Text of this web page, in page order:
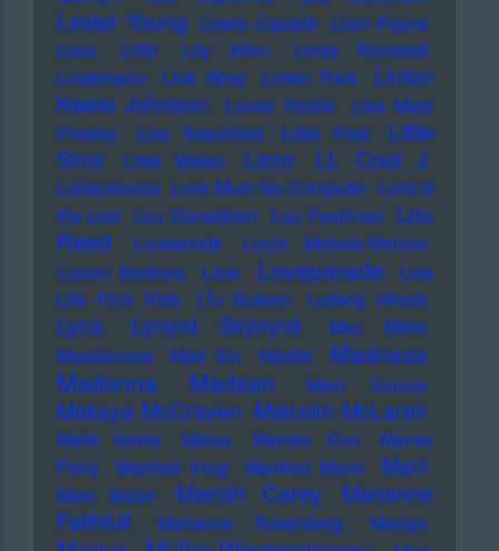
Lester Young Lewis Capaldi Liam Payne
Liars
Lilith Lily Allen
Linda Ronstadt
Lindemann
Link Wray Linkin Park
Linton
Kwesi Johnson
Lionel Richie
Lisa Mary
Presley
Lisa Stansfield Little Feat
Little
Simz
Little Walter Lizzo LL Cool J
Lollapalooza Look Mum No Computer Lord of
the Lost Lou Donaldson Lou Pearlman Lou
Reed
Loudermilk
Louis Moholo-Moholo
Louvin Brothers
Love Loveparade
Low
Life Rich Kids
LTJ Bukem Ludwig Hirsch
Lyca Lynyrd Skynyrd
Mac Miller
Macklemore
Mad Sin Madlib
Madness
Madonna
Madsen Main Source
Makaya McCraven Malcolm McLaren
Malik Harris Malva Mambo Kurt
Mamie
Perry
Manfred Krug Manfred Mann Mani
Marc Bolan Mariah Carey
Marianne
Faithfull
Marianne Rosenberg Marilyn